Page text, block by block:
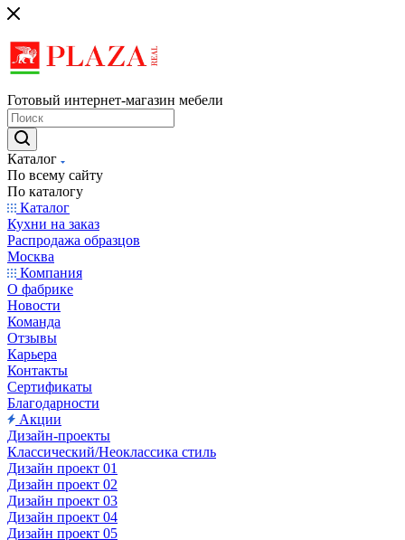
Готовый интернет-магазин мебели
Каталог
По всему сайту
По каталогу
Каталог
Кухни на заказ
Распродажа образцов
Москва
Компания
О фабрике
Новости
Команда
Отзывы
Карьера
Контакты
Сертификаты
Благодарности
Акции
Дизайн-проекты
Классический/Неоклассика стиль
Дизайн проект 01
Дизайн проект 02
Дизайн проект 03
Дизайн проект 04
Дизайн проект 05